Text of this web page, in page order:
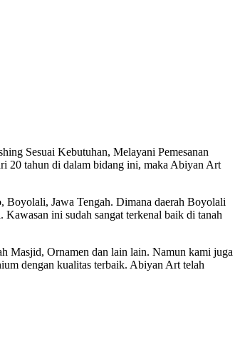
Sesuai Kebutuhan, Melayani Pemesanan
20 tahun di dalam bidang ini, maka Abiyan Art
Boyolali, Jawa Tengah. Dimana daerah Boyolali
ini sudah sangat terkenal baik di tanah
Masjid, Ornamen dan lain lain. Namun kami juga
dengan kualitas terbaik. Abiyan Art telah